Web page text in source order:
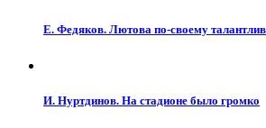
Е. Федяков. Лютова по-своему
И. Нуртдинов. На стадионе было громко